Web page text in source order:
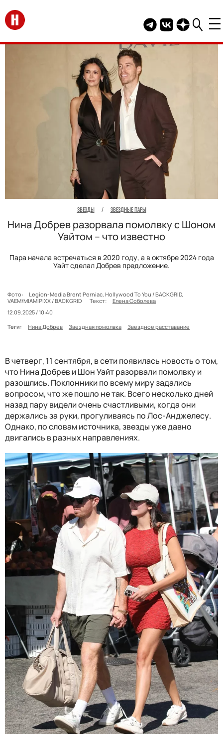
Перейти на главную
Telegram канал
Группа HELLO
Канал
ЗВЕЗДЫ / ЗВЕЗДНЫЕ ПАРЫ
Нина Добрев разорвала помолвку с Шоном
Уайтом – что известно
Пара начала встречаться в 2020 году, а в октябре 2024 года
Уайт сделал Добрев предложение.
Фото:
Legion-Media Brent Perniac, Hollywood To You / BACKGRID,
VAEM/MIAMIPIXX / BACKGRID
Текст:
Елена Соболева
12.09.2025 / 10:40
Теги:
Нина Добрев Звездная помолвка Звездное расставание
В четверг, 11 сентября, в сети появилась новость о том,
что Нина Добрев и Шон Уайт разорвали помолвку и
разошлись. Поклонники по всему миру задались
вопросом, что же пошло не так. Всего несколько дней
назад пару видели очень счастливыми, когда они
держались за руки, прогуливаясь по Лос-Анджелесу.
Однако, по словам источника, звезды уже давно
двигались в разных направлениях.